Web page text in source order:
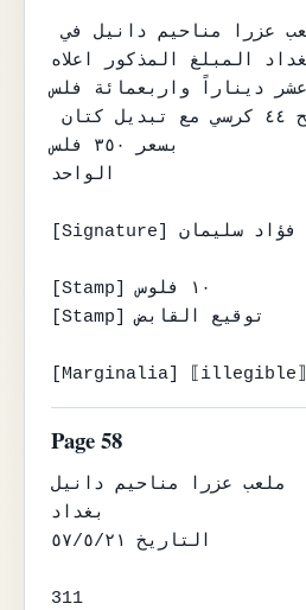
استلمت من ملعب عزرا مناحيم دانيل في
المبلغ المذكور اعلاه
ديناراً واربعمائة فلس
وذلك عن قيمة تصليح ٤٤ كرسي مع تبديل كتان
بسعر ٣٥٠ فلس
الواحد
[Signature] فؤاد سليمان
[Stamp] ١٠ فلوس
[Stamp] توقيع القابض
[Marginalia] ⟦illegible⟧
Page 58
ملعب عزرا مناحيم دانيل
بغداد
التاريخ ٥٧/٥/٢١
311